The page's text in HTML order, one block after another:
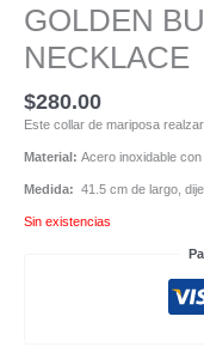
GOLDEN
NECKLACE
$280.00
Este collar de mariposa
Material: Acero inoxidable
Medida: 41.5 cm de largo,
Sin existencias